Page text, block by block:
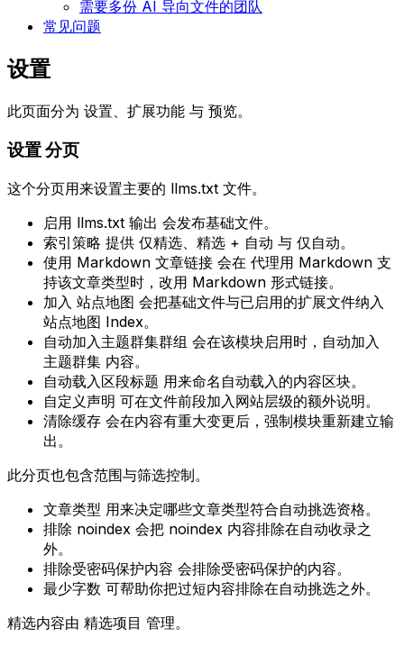
需要多份 AI 导向文件的团队
常见问题
设置
此页面分为 设置、 扩展功能 与 预览。
设置分页
这个分页用来设置主要的 llms.txt 文件。
启用 llms.txt 输出 会发布基础文件。
索引策略 提供 仅精选 精选 + 自动 与 仅自动。
使用 Markdown 文章链接 会在 代理用 Markdown 支
持该文章类型时，改用 Markdown 形式链接。
加入 站点地图 会把基础文件与已启用的扩展文件纳入
站点地图 Index。
自动加入主题群集群组 会在该模块启用时，自动加入
主题群集 内容。
自动载入区段标题 用来命名自动载入的内容区块。
自定义声明 可在文件前段加入网站层级的额外说明。
清除缓存 会在内容有重大变更后，强制模块重新建立输
出。
此分页也包含范围与筛选控制。
文章类型 用来决定哪些文章类型符合自动挑选资格。
排除 noindex 会把 noindex 内容排除在自动收录之
外。
排除受密码保护内容 会排除受密码保护的内容。
最少字数 可帮助你把过短内容排除在自动挑选之外。
精选内容由 精选项目 管理。